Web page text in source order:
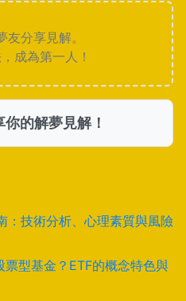
友分享見解。
成為第一人！
的解夢見解！
：技術分析、心理素質與風險
票型基金？ETF的概念特色與